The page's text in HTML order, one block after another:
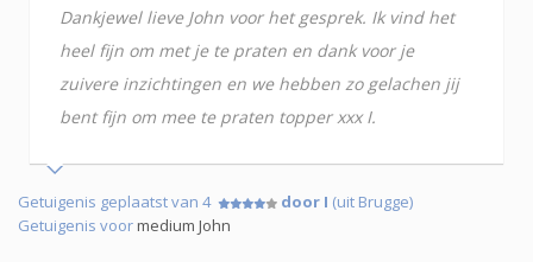
Dankjewel lieve John voor het gesprek. Ik vind het
heel fijn om met je te praten en dank voor je
zuivere inzichtingen en we hebben zo gelachen jij
bent fijn om mee te praten topper xxx I.
Getuigenis geplaatst van 4 door I (uit Brugge)
Getuigenis voormedium John